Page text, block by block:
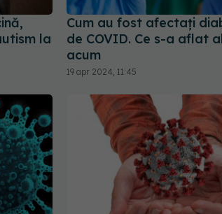
la
Cum au fost afectați
de COVID. Ce s-a aflat
acum
19 apr 2024, 11:45